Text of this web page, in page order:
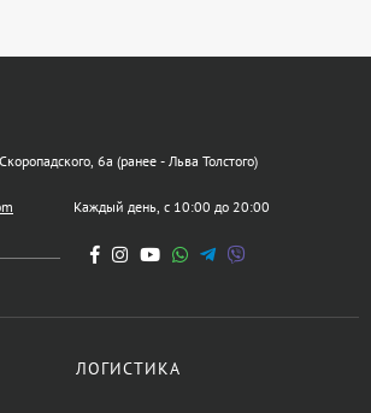
6а (ранее - Льва Толстого)
Каждый день, с 10:00 до 20:00
ЛОГИСТИКА